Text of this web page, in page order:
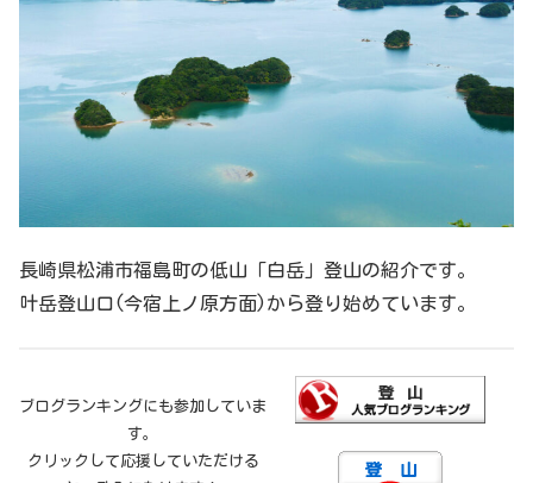
長崎県松浦市福島町の低山「白岳」登山の紹介です。
叶岳登山口(今宿上ノ原方面)から登り始めています。
ブログランキングにも参加していま
す。
クリックして応援していただける